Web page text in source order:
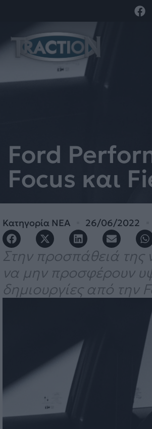
Ford
Focus και
Κατηγορία ΝΕΑ 26/06/2022
Στην προσπάθειά της
να μην προσφέρουν
δημιουργίες από την